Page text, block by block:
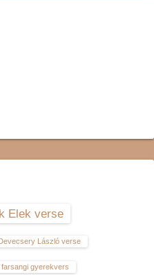
Elek verse
László verse
farsangi gyerekvers